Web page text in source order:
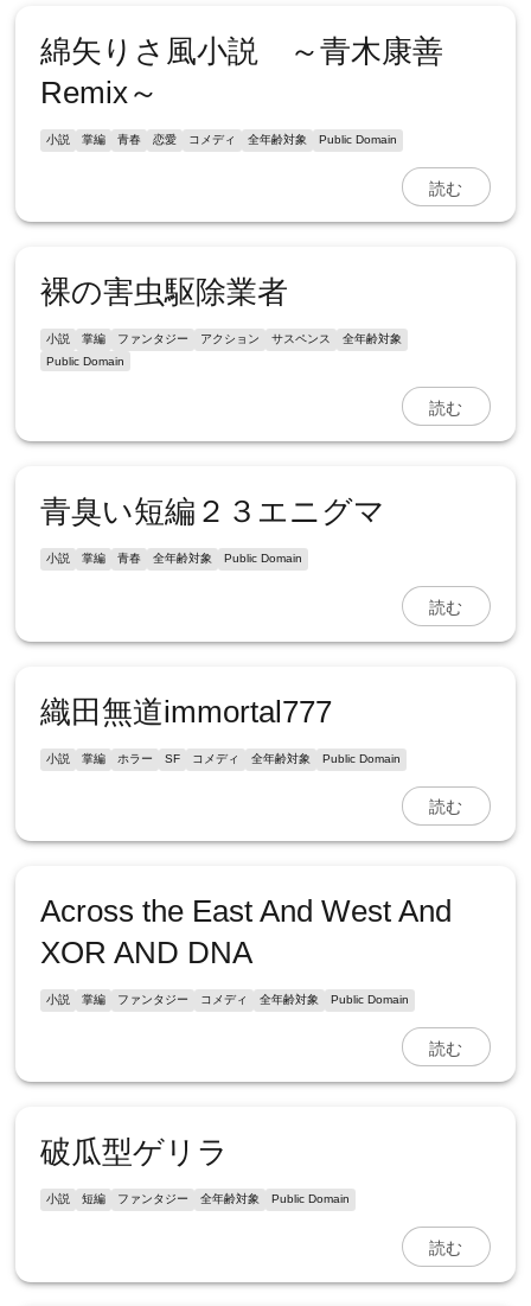
綿矢りさ風小説 ～青木康善
Remix～
小説 掌編 青春 恋愛 コメディ 全年齢対象 Public Domain
読む
裸の害虫駆除業者
小説 掌編 ファンタジー アクション サスペンス
全年齢対象
Public Domain
読む
青臭い短編２３エニグマ
小説 掌編 青春 全年齢対象 Public Domain
読む
織田無道immortal777
小説 掌編 ホラー SF コメディ 全年齢対象 Public Domain
読む
Across the East And West And
XOR AND DNA
小説 掌編 ファンタジー コメディ 全年齢対象 Public Domain
読む
破瓜型ゲリラ
小説 短編 ファンタジー 全年齢対象 Public Domain
読む